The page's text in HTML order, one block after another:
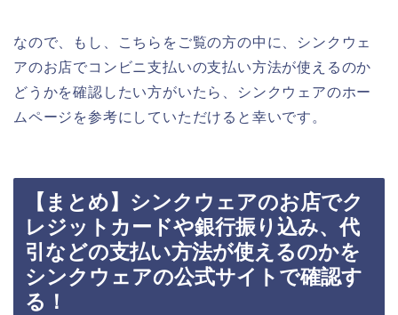
なので、もし、こちらをご覧の方の中に、シンクウェ
アのお店でコンビニ支払いの支払い方法が使えるのか
どうかを確認したい方がいたら、シンクウェアのホー
ムページを参考にしていただけると幸いです。
【まとめ】シンクウェアのお店でク
レジットカードや銀行振り込み、代
引などの支払い方法が使えるのかを
シンクウェアの公式サイトで確認す
る！